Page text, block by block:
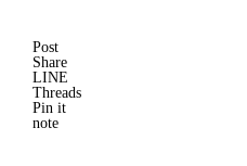
Post
Share
LINE
Threads
Pin it
note